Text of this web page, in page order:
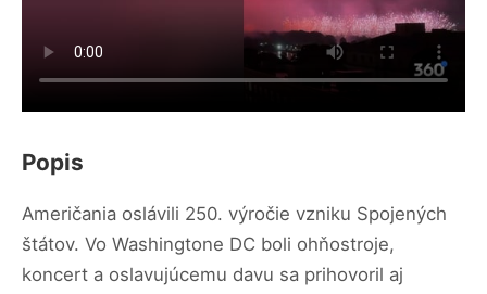
Popis
Američania oslávili 250. výročie vzniku Spojených
štátov. Vo Washingtone DC boli ohňostroje,
koncert a oslavujúcemu davu sa prihovoril aj